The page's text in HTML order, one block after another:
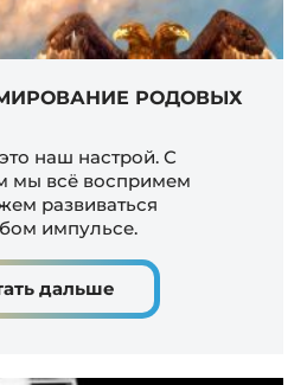
РОДОВЫХ
наш настрой. С
мы всё воспримем
развиваться
импульсе.
дальше